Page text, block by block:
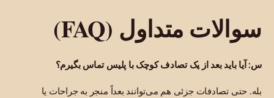
سوالات متداول (FAQ)
س: آیا باید بعد از یک تصادف کوچک با پلیس تماس بگیرم؟
بله. حتی تصادفات جزئی هم می‌توانند بعداً منجر به جراحات یا